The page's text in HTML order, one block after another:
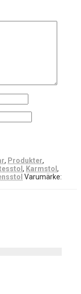
, Produkter,
, Karmstol,
Varumärke: